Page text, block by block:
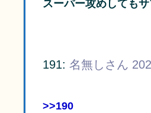
スーパー攻めしても
191: 名無しさん
>>190